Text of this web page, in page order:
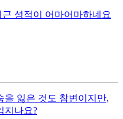
성적이 어마어마하네요
잃은 것도 참변이지만,
지나요?